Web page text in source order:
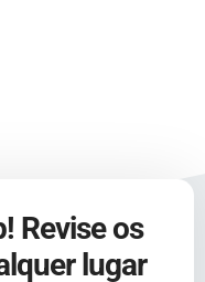
Revise os
lugar